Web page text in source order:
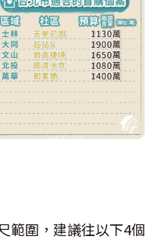
範圍，建議往以下4個